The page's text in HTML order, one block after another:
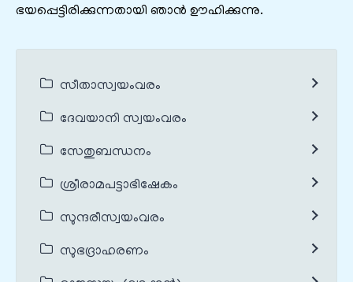
ഭയപ്പെട്ടിരിക്കുന്നതായി ഞാൻ ഊഹിക്കുന്നു.
സീതാസ്വയംവരം
ദേവയാനി സ്വയംവരം
സേതുബന്ധനം
ശ്രീരാമപട്ടാഭിഷേകം
സുന്ദരീസ്വയംവരം
സുഭദ്രാഹരണം